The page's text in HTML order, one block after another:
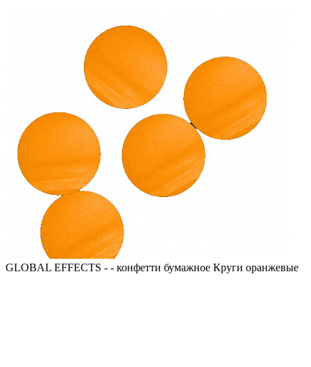
GLOBAL EFFECTS - - конфетти бумажное Круги оранжевые